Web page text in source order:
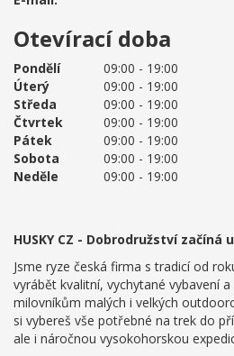
Otevírací doba
Pondělí
09:00 - 19:00
Úterý
09:00 - 19:00
Středa
09:00 - 19:00
Čtvrtek
09:00 - 19:00
Pátek
09:00 - 19:00
Sobota
09:00 - 19:00
Neděle
09:00 - 19:00
HUSKY CZ - Dobrodružství začíná
Jsme ryze česká firma s tradicí od
vyrábět kvalitní, vychytané vybavení
milovníkům malých i velkých
si vybereš vše potřebné na trek do
ale i náročnou vysokohorskou